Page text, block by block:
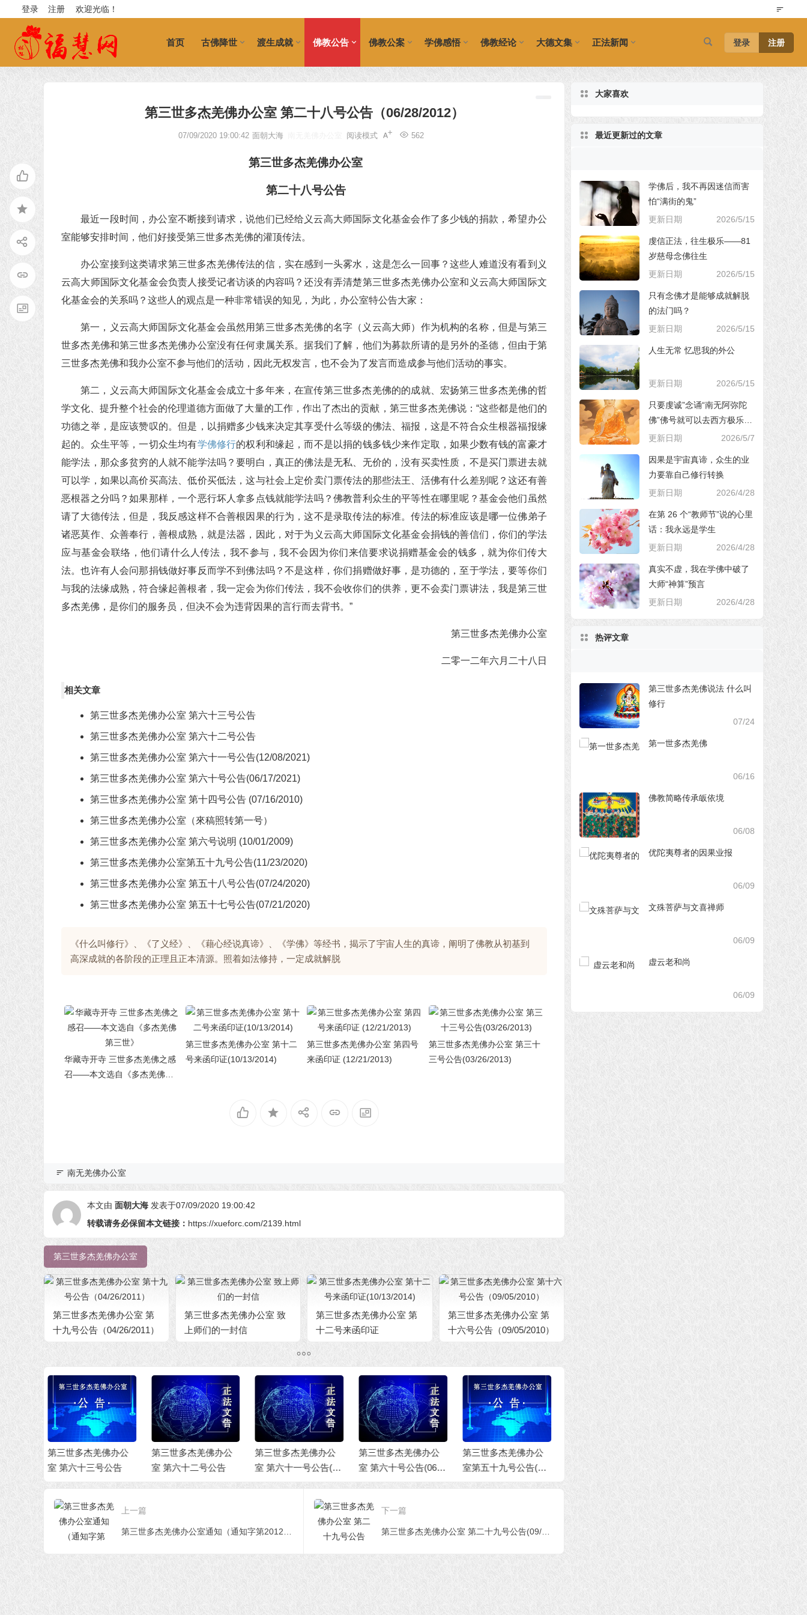
欢迎光临！
登录 注册
首页 古佛降世 渡生成就 佛教公告 佛教公案 学佛感悟 佛教经论 大德文集 正法新闻 登录 注册
第三世多杰羌佛办公室 第二十八号公告（06/28/2012）
07/09/2020 19:00:42 面朝大海 562
阅读模式
第三世多杰羌佛办公室
第二十八号公告
最近一段时间，办公室不断接到请求，说他们已经给义云高大师国际文化基金会作了多少钱的捐款，希望办公
室能够安排时间，他们好接受第三世多杰羌佛的灌顶传法。
办公室接到这类请求第三世多杰羌佛传法的信，实在感到一头雾水，这是怎么一回事？这些人难道没有看到义
云高大师国际文化基金会负责人接受记者访谈的内容吗？还没有弄清楚第三世多杰羌佛办公室和义云高大师国际文
化基金会的关系吗？这些人的观点是一种非常错误的知见，为此，办公室特公告大家：
第一，义云高大师国际文化基金会虽然用第三世多杰羌佛的名字（义云高大师）作为机构的名称，但是与第三
世多杰羌佛和第三世多杰羌佛办公室没有任何隶属关系。据我们了解，他们为募款所请的是另外的圣德，但由于第
三世多杰羌佛和我办公室不参与他们的活动，因此无权发言，也不会为了发言而造成参与他们活动的事实。
第二，义云高大师国际文化基金会成立十多年来，在宣传第三世多杰羌佛的的成就、宏扬第三世多杰羌佛的哲
学文化、提升整个社会的伦理道德方面做了大量的工作，作出了杰出的贡献，第三世多杰羌佛说：“这些都是他们的
功德之举，是应该赞叹的。但是，以捐赠多少钱来决定其享受什么等级的佛法、福报，这是不符合众生根器福报缘
起的。众生平等，一切众生均有学佛修行的权利和缘起，而不是以捐的钱多钱少来作定取，如果少数有钱的富豪才
能学法，那众多贫穷的人就不能学法吗？要明白，真正的佛法是无私、无价的，没有买卖性质，不是买门票进去就
可以学，如果以高价买高法、低价买低法，这与社会上定价卖门票传法的那些法王、活佛有什么差别呢？这还有善
恶根器之分吗？如果那样，一个恶行坏人拿多点钱就能学法吗？佛教普利众生的平等性在哪里呢？基金会他们虽然
请了大德传法，但是，我反感这样不合善根因果的行为，这不是录取传法的标准。传法的标准应该是哪一位佛弟子
诸恶莫作、众善奉行，善根成熟，就是法器，因此，对于为义云高大师国际文化基金会捐钱的善信们，你们的学法
应与基金会联络，他们请什么人传法，我不参与，我不会因为你们来信要求说捐赠基金会的钱多，就为你们传大
法。也许有人会问那捐钱做好事反而学不到佛法吗？不是这样，你们捐赠做好事，是功德的，至于学法，要等你们
与我的法缘成熟，符合缘起善根者，我一定会为你们传法，我不会收你们的供养，更不会卖门票讲法，我是第三世
多杰羌佛，是你们的服务员，但决不会为违背因果的言行而去背书。”
第三世多杰羌佛办公室
二零一二年六月二十八日
相关文章
第三世多杰羌佛办公室 第六十三号公告
第三世多杰羌佛办公室 第六十二号公告
第三世多杰羌佛办公室 第六十一号公告(12/08/2021)
第三世多杰羌佛办公室 第六十号公告(06/17/2021)
第三世多杰羌佛办公室 第十四号公告 (07/16/2010)
第三世多杰羌佛办公室（來稿照转第一号）
第三世多杰羌佛办公室 第六号说明 (10/01/2009)
第三世多杰羌佛办公室第五十九号公告(11/23/2020)
第三世多杰羌佛办公室 第五十八号公告(07/24/2020)
第三世多杰羌佛办公室 第五十七号公告(07/21/2020)
《什么叫修行》、《了义经》、《藉心经说真谛》、《学佛》等经书，揭示了宇宙人生的真谛，阐明了佛教从初基到
高深成就的各阶段的正理且正本清源。照着如法修持，一定成就解脱
华藏寺开寺 三世多杰羌佛之感
召——本文选自《多杰羌佛第
第三世多杰羌佛办公室 第十二
号来函印证(10/13/2014)
第三世多杰羌佛办公室 第四号
来函印证 (12/21/2013)
第三世多杰羌佛办公室 第三十
三号公告(03/26/2013)
南无羌佛办公室
本文由 面朝大海 发表于07/09/2020 19:00:42
转载请务必保留本文链接： https://xueforc.com/2139.html
第三世多杰羌佛办公室
第三世多杰羌佛办公室 第
十九号公告（04/26/2011）
第三世多杰羌佛办公室 致
上师们的一封信
第三世多杰羌佛办公室 第
十二号来函印证
(10/13/2014)
第三世多杰羌佛办公室 第
十六号公告（09/05/2010）
第三世多杰羌佛办公
室 第六十二号公告
第三世多杰羌佛办公
室 第六十一号公告(1
2/08/2021)
第三世多杰羌佛办公
室 第六十号公告(06/1
7/2021)
第三世多杰羌佛办公
室第五十九号公告(11/
23/2020)
第三世多杰羌佛办公
室 第五十八号公告(0
7/24/2020)
上一篇 下一篇
大家喜欢
最近更新过的文章
学佛后，我不再因迷信而害
怕“满街的鬼”
更新日期
2026/5/15
虔信正法，往生极乐——81
岁慈母念佛往生
更新日期
2026/5/15
只有念佛才是能够成就解脱
的法门吗？
更新日期
2026/5/15
人生无常 忆思我的外公
更新日期 2026/5/15
只要虔诚”念诵“南无阿弥陀
佛”佛号就可以去西方极乐世
界，对吗？
更新日期 2026/5/7
因果是宇宙真谛，众生的业
力要靠自己修行转换
更新日期
2026/4/28
在第 26 个“教师节”说的心里
话：我永远是学生
更新日期
2026/4/28
真实不虚，我在学佛中破了
大师“神算”预言
更新日期
2026/4/28
热评文章
第三世多杰羌佛说法 什么叫
修行
07/24
第一世多杰羌佛
06/16
佛教简略传承皈依境
06/08
优陀夷尊者的因果业报
06/09
文殊菩萨与文喜禅师
06/09
虚云老和尚
06/09